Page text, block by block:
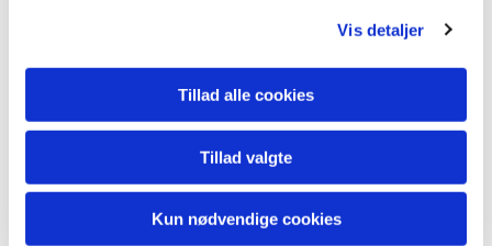
Vis detaljer
Tillad alle cookies
Tillad valgte
Kun nødvendige cookies
Du vil måske også kunne lide...